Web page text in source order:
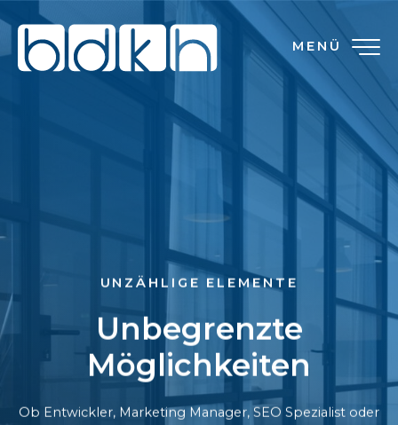
MENÜ
UNZÄHLIGE ELEMENTE
Unbegrenzte
Möglichkeiten
Ob Entwickler, Marketing Manager, SEO Spezialist oder